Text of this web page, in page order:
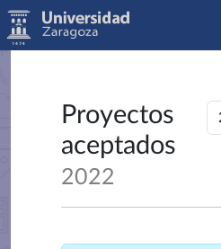
Proyectos
aceptados
2022